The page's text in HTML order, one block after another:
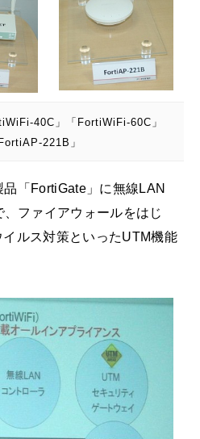
40C」「FortiWiFi-60C」
221B」
「FortiGate」に無線LAN
ファイアウォールをはじ
ルス対策といったUTM機能